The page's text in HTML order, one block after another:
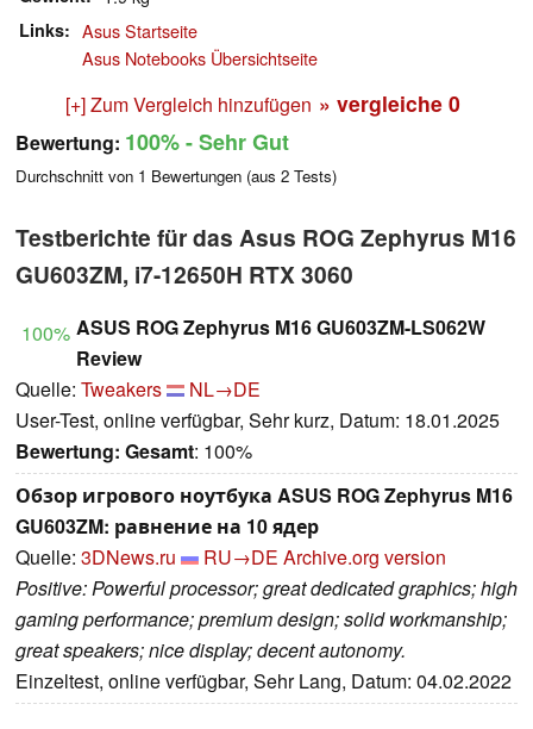
Links
Asus Startseite
Asus Notebooks Übersichtseite
[+] Zum Vergleich hinzufügen » vergleiche 0
Bewertung: 100%- Sehr Gut
Durchschnitt von 1 Bewertungen (aus 2 Tests)
Testberichte für das Asus ROG Zephyrus M16
GU603ZM, i7-12650H RTX 3060
100% ASUS ROG Zephyrus M16 GU603ZM-LS062W
Review
Quelle: Tweakers
NL→DE
User-Test, online verfügbar, Sehr kurz, Datum: 18.01.2025
Bewertung: Gesamt: 100%
Обзор игрового ноутбука ASUS ROG Zephyrus M16
GU603ZM: равнение на 10 ядер
Quelle: 3DNews.ru RU→DE Archive.org version
Positive: Powerful processor; great dedicated graphics; high
gaming performance; premium design; solid workmanship;
great speakers; nice display; decent autonomy.
Einzeltest, online verfügbar, Sehr Lang, Datum: 04.02.2022